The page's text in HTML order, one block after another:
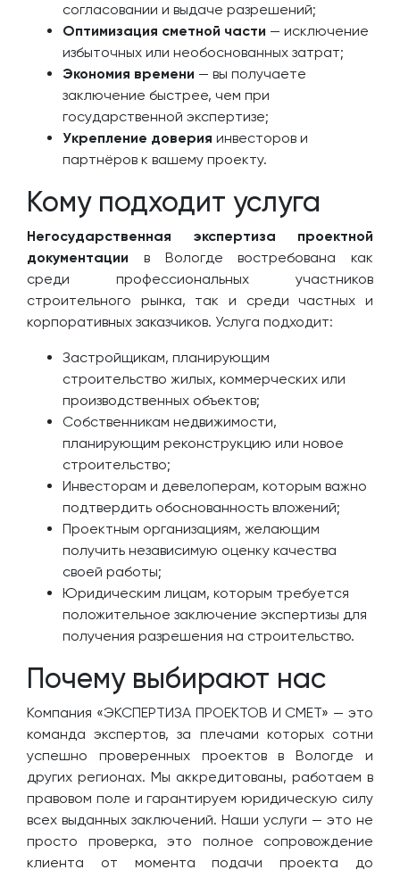
согласовании и выдаче разрешений;
Оптимизация сметной части — исключение
избыточных или необоснованных затрат;
Экономия времени — вы получаете
заключение быстрее, чем при
государственной экспертизе;
Укрепление доверия инвесторов и
партнёров к вашему проекту.
Кому подходит услуга
Негосударственная экспертиза проектной
документации в Вологде востребована как
среди профессиональных участников
строительного рынка, так и среди частных и
корпоративных заказчиков. Услуга подходит:
Застройщикам, планирующим
строительство жилых, коммерческих или
производственных объектов;
Собственникам недвижимости,
планирующим реконструкцию или новое
строительство;
Инвесторам и девелоперам, которым важно
подтвердить обоснованность вложений;
Проектным организациям, желающим
получить независимую оценку качества
своей работы;
Юридическим лицам, которым требуется
положительное заключение экспертизы для
получения разрешения на строительство.
Почему выбирают нас
Компания «ЭКСПЕРТИЗА ПРОЕКТОВ И СМЕТ» — это
команда экспертов, за плечами которых сотни
успешно проверенных проектов в Вологде и
других регионах. Мы аккредитованы, работаем в
правовом поле и гарантируем юридическую силу
всех выданных заключений. Наши услуги — это не
просто проверка, это полное сопровождение
клиента от момента подачи проекта до